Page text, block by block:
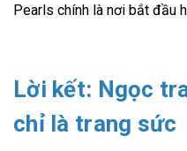
Pearls chính là nơi bắt đầu
Lời kết: Ngọc
chỉ là trang sức